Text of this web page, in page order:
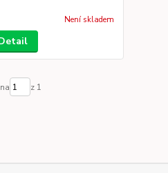
Není skladem
z 1